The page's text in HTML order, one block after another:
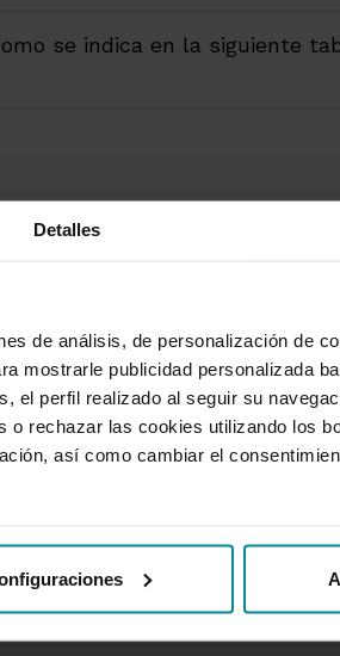
Detalles
de análisis, de personalización de
mostrarle publicidad personalizada
el perfil realizado al seguir su
rechazar las cookies utilizando los
así como cambiar el
se indica en la siguiente